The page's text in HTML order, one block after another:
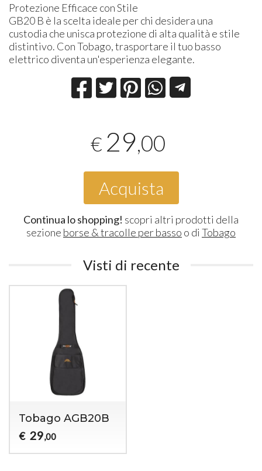
Protezione Efficace con Stile
GB20 B è la scelta ideale per chi desidera una
custodia che unisca protezione di alta qualità e stile
distintivo. Con Tobago, trasportare il tuo basso
elettrico diventa un'esperienza elegante.
€ 29,00
Acquista
Continua lo shopping! scopri altri prodotti della
sezione borse & tracolle per basso o di Tobago
Visti di recente
Tobago AGB20B
€ 29,00